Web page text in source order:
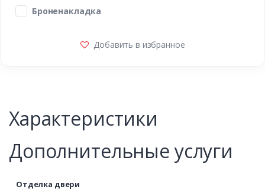
Броненакладка
Добавить в избранное
Характеристики
Дополнительные услуги
Отделка двери